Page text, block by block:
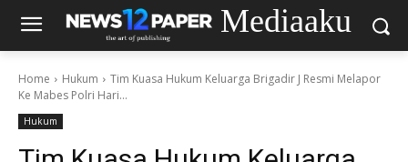
Mediaaku
Home Hukum
Tim Kuasa Hukum Keluarga Brigadir J Resmi Melapor
Ke Mabes Polri Hari...
Hukum